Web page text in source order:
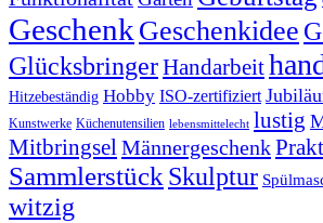
Geschenk Geschenkidee
GlücksbringerHandarbeit
Hitzebeständig Hobby ISO-zertifiziert
Kunstwerke Küchenutensilien lebensmittelecht lustig
MitbringselMännergeschenk
Sammlerstück Skulptur
witzig